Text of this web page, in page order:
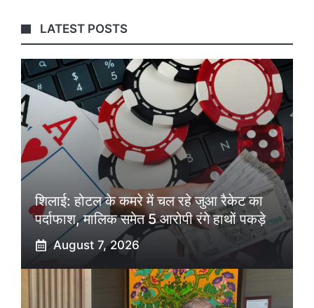
LATEST POSTS
शिलाई: होटल के कमरे में चल रहे जुआ रैकेट का
पर्दाफाश, मालिक समेत 5 आरोपी रंगे हाथों पकड़े
August 7, 2026